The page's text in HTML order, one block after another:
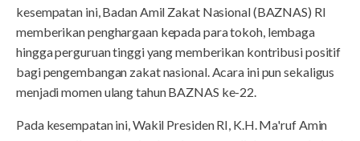
kesempatan ini, Badan Amil Zakat Nasional (BAZNAS) RI
memberikan penghargaan kepada para tokoh, lembaga
hingga perguruan tinggi yang memberikan kontribusi positif
bagi pengembangan zakat nasional. Acara ini pun sekaligus
menjadi momen ulang tahun BAZNAS ke-22.
Pada kesempatan ini, Wakil Presiden RI, K.H. Ma'ruf Amin